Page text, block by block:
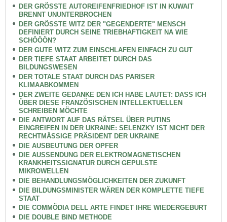
DER GRÖSSTE AUTOREIFENFRIEDHOF IST IN KUWAIT
BRENNT UNUNTERBROCHEN
DER GRÖSSTE WITZ DER "GEGENDERTE" MENSCH
DEFINIERT DURCH SEINE TRIEBHAFTIGKEIT NA WIE
SCHÖÖÖN?
DER GUTE WITZ ZUM EINSCHLAFEN EINFACH ZU GUT
DER TIEFE STAAT ARBEITET DURCH DAS
BILDUNGSWESEN
DER TOTALE STAAT DURCH DAS PARISER
KLIMAABKOMMEN
DER ZWEITE GEDANKE DEN ICH HABE LAUTET: DASS ICH
ÜBER DIESE FRANZÖSISCHEN INTELLEKTUELLEN
SCHREIBEN MÖCHTE
DIE ANTWORT AUF DAS RÄTSEL ÜBER PUTINS
EINGREIFEN IN DER UKRAINE: SELENZKY IST NICHT DER
RECHTMÄSSIGE PRÄSIDENT DER UKRAINE
DIE AUSBEUTUNG DER OPFER
DIE AUSSENDUNG DER ELEKTROMAGNETISCHEN
KRANKHEITSSIGNATUR DURCH GEPULSTE
MIKROWELLEN
DIE BEHANDLUNGSMÖGLICHKEITEN DER ZUKUNFT
DIE BILDUNGSMINISTER WÄREN DER KOMPLETTE TIEFE
STAAT
DIE COMMÖDIA DELL ARTE FINDET IHRE WIEDERGEBURT
DIE DOUBLE BIND METHODE